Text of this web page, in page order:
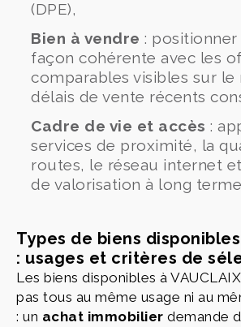
(DPE),
Bien à vendre :
façon cohérente avec les
comparables visibles sur le
délais de vente récents
Cadre de vie et accès :
services de proximité, la
routes, le réseau internet
de valorisation à long
Types de biens disponibles
: usages et critères de
Les biens disponibles à
pas tous au même usage ni au
: un achat immobilier demande